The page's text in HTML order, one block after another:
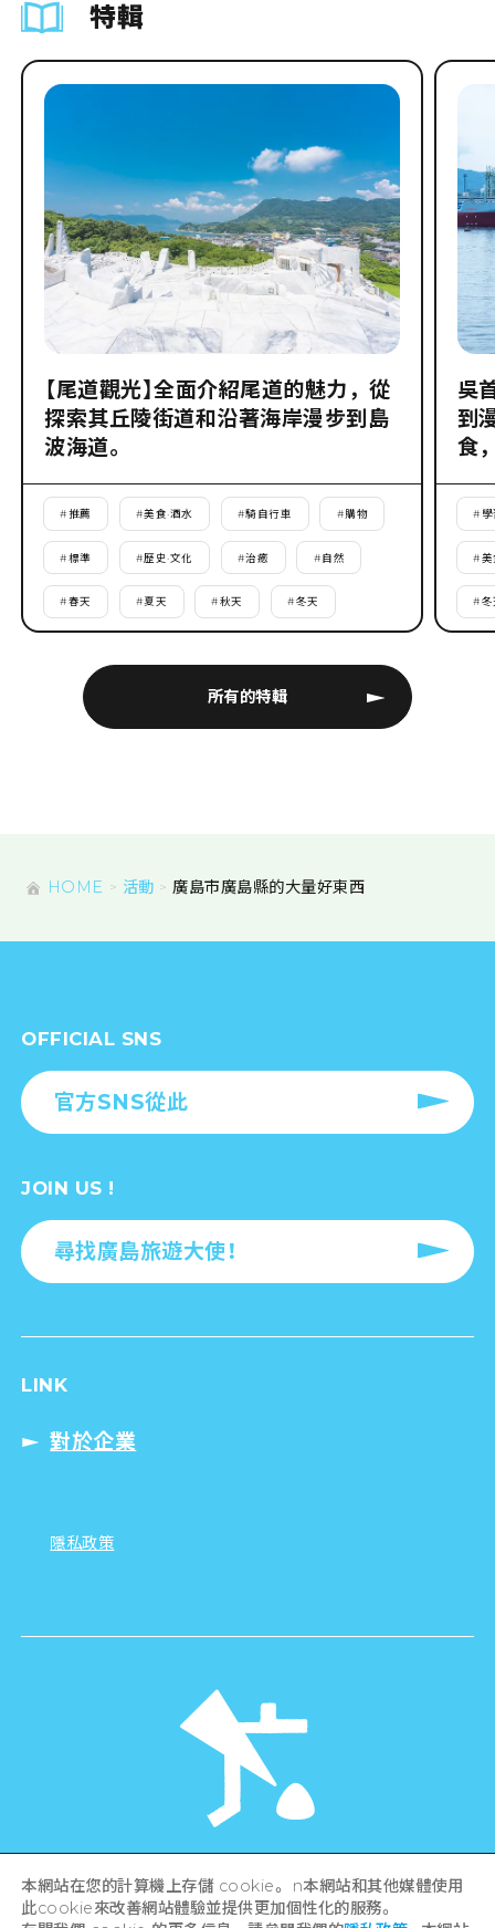
特輯
所有的特輯
【尾道觀光】全面介紹尾道的魅力，從
探索其丘陵街道和沿著海岸漫步到島
波海道。
#推薦 #美食·酒水 #騎自行車 #購物
#標準 #歷史·文化 #治癒 #自然
#春天 #夏天 #秋天 #冬天
吳
到
食
# 學
#美
#冬
HOME 活動 廣島市廣島縣的大量好東西
OFFICIAL SNS
官方SNS從此
JOIN US !
尋找廣島旅遊大使！
LINK
對於企業
隱私政策
Hiroshima Prefecture / Hiroshima City .
All rights reserved
本網站在您的計算機上存儲 cookie。 n本網站和其他媒體使用
此cookie來改善網站體驗並提供更加個性化的服務。